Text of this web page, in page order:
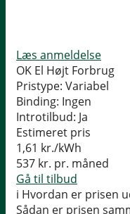
Læs anmeldelse
OK El Højt Forbrug
Pristype: Variabel
Binding: Ingen
Introtilbud: Ja
Estimeret pris
1,61 kr./kWh
537 kr. pr. måned
Gå til tilbud
i Hvordan er prisen
Sådan er prisen